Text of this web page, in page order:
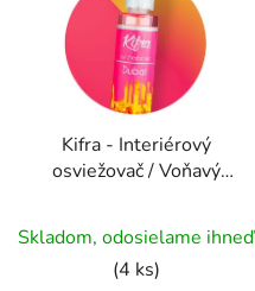
Kifra - Interiérový
osviežovač / Voňavý
hodnotenie
produktu
Skladom, odosielame ihneď
(4 ks)